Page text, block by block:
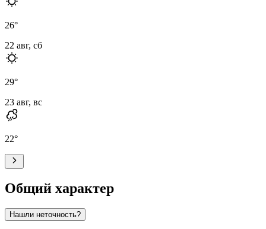
26°
22 авг, сб
29°
23 авг, вс
22°
Общий характер
Нашли неточность?